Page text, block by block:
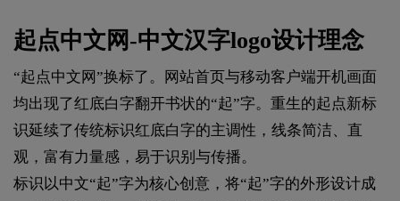
起点中文网-中文汉字logo设计理念
“起点中文网”换标了。网站首页与移动客户端开机画面
均出现了红底白字翻开书状的“起”字。重生的起点新标
识延续了传统标识红底白字的主调性，线条简洁、直
观，富有力量感，易于识别与传播。
标识以中文“起”字为核心创意，将“起”字的外形设计成